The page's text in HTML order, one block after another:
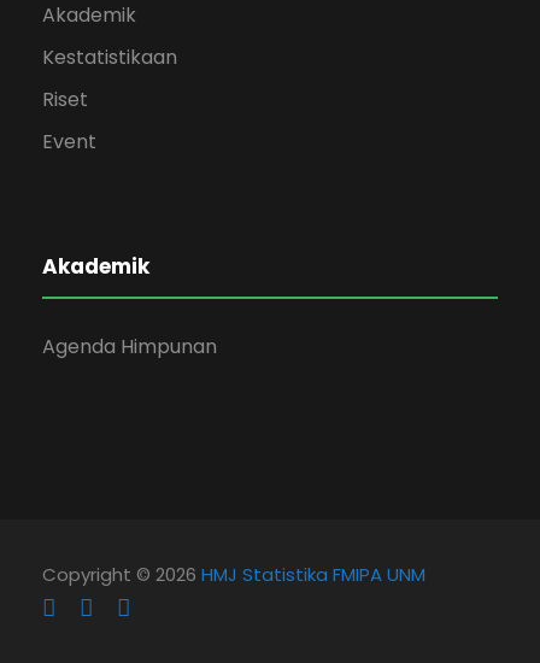
Akademik
Kestatistikaan
Riset
Event
Akademik
Agenda Himpunan
Copyright © 2026 HMJ Statistika FMIPA UNM